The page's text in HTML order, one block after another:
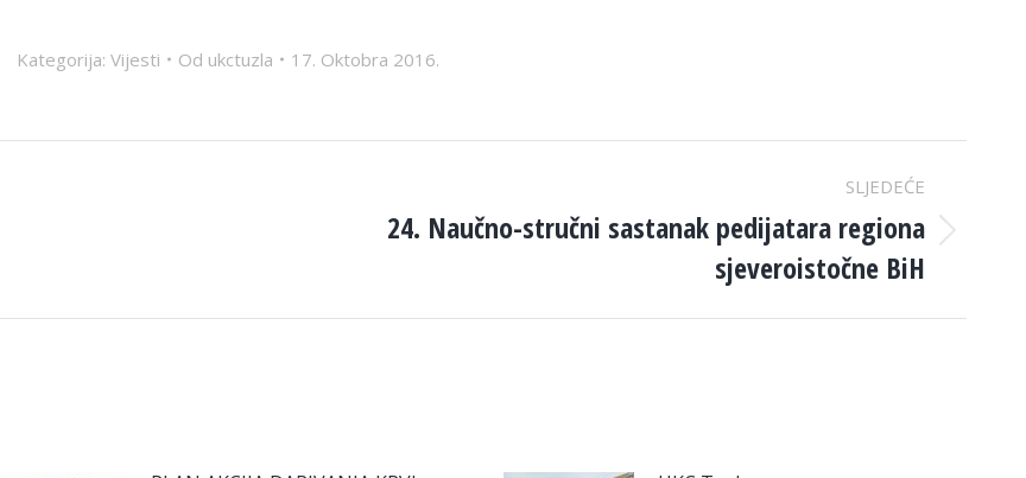
Kategorija: Vijesti Od ukctuzla 17. Oktobra 2016.
SLJEDEĆE
24. Naučno-stručni sastanak pedijatara regiona
sjeveroistočne BiH